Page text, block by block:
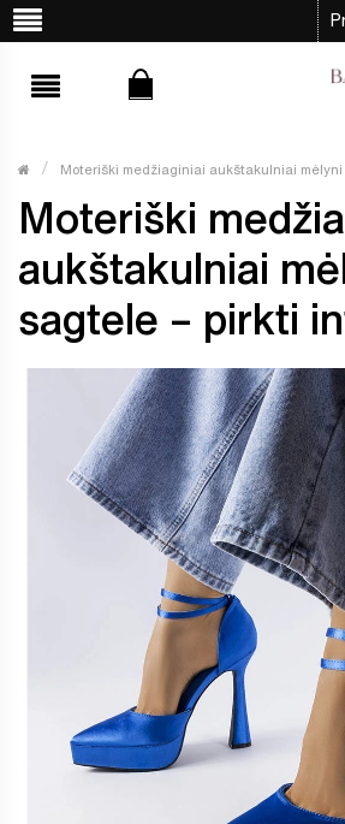
Moteriški medžiaginiai aukštakulniai
Moteriški
aukštakulniai
sagtele – pirkti